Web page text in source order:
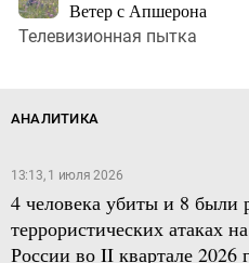
Ветер с Апшерона
Телевизионная пытка
АНАЛИТИКА
13:13, 1 июля 2026
4 человека убиты и 8
террористических атаках
России во II квартале 2026